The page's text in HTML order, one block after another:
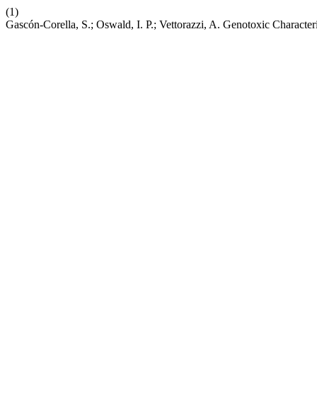
(1)
Gascón-Corella, S.; Oswald, I. P.; Vettorazzi, A. Genotoxic